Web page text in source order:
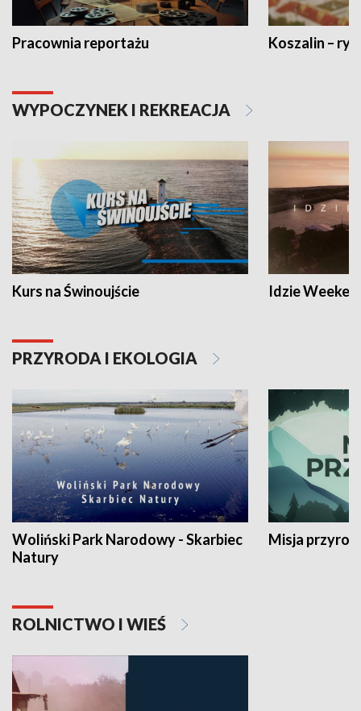
Pracownia reportażu Koszalin –
WYPOCZYNEK I REKREACJA
Kurs na Świnoujście Idzie
PRZYRODA I EKOLOGIA
Woliński Park Narodowy - Skarbiec
Natury
Misja
ROLNICTWO I WIEŚ